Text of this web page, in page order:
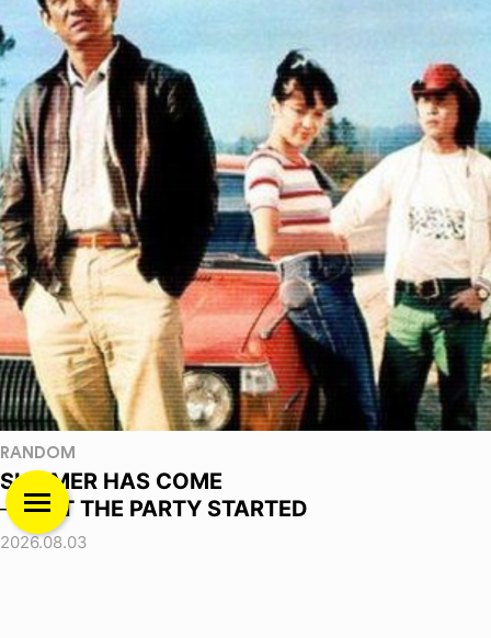
RANDOM
SUMMER HAS COME
──GET THE PARTY STARTED
2026.08.03